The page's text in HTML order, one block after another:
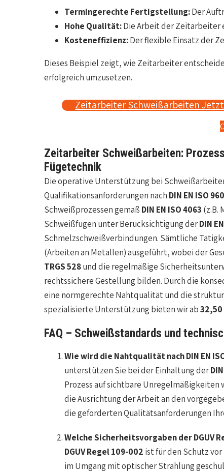
Termingerechte Fertigstellung:Der
Hohe Qualität:Die Arbeit der Zeitarbeiter
Kosteneffizienz:Der flexible Einsatz der
Dieses Beispiel zeigt, wie Zeitarbeiter
erfolgreich umzusetzen.
Zeitarbeiter Schweißarbeiten
Zeitarbeiter Schweißarbeiten:
Fügetechnik
Die operative Unterstützung bei
Qualifikationsanforderungen nach DIN EN ISO
Schweißprozessen gemäß DIN EN ISO 4063 (z.B.
Schweißfugen unter Berücksichtigung derDIN
Schmelzschweißverbindungen. Sämtliche
(Arbeiten an Metallen) ausgeführt, wobei der
TRGS 528und die regelmäßige
rechtssichere Gestellung bilden. Durch die
eine normgerechte Nahtqualität und die
spezialisierte Unterstützung bieten wir ab32,50
FAQ – Schweißstandards und
Wie wird die Nahtqualität nach DIN EN
unterstützen Sie bei der Einhaltung der
Prozess auf sichtbare
die Ausrichtung der Arbeit an den
die geforderten Qualitätsanforderungen
Welche Sicherheitsvorgaben der DGUV
DGUV Regel 109-002 ist für den Schutz
im Umgang mit optischer Strahlung